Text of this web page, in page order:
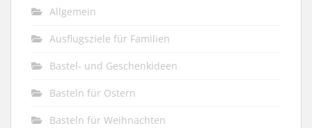
Allgemein
Ausflugsziele für Familien
Bastel- und Geschenkideen
Basteln für Ostern
Basteln für Weihnachten